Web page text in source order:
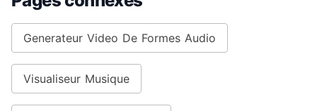
Generateur Video De Formes Audio
Visualiseur Musique